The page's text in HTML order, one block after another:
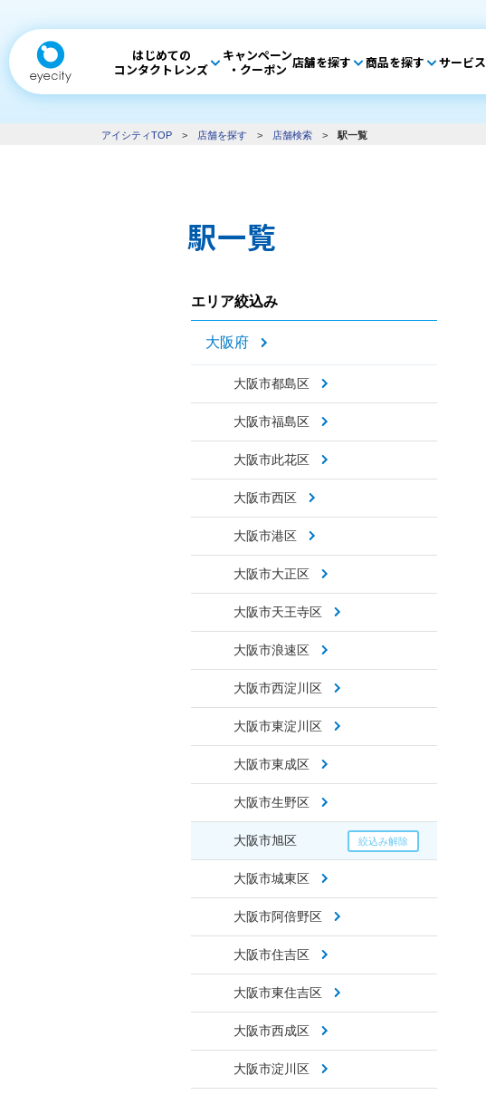
はじめての
コンタクトレンズ
キャンペーン
・クーポン 店舗を探す 商品を探す サービス
アイシティTOP > 店舗を探す > 店舗検索 > 駅一覧
駅一覧
エリア絞込み
大阪府
大阪市都島区
大阪市福島区
大阪市此花区
大阪市西区
大阪市港区
大阪市大正区
大阪市天王寺区
大阪市浪速区
大阪市西淀川区
大阪市東淀川区
大阪市東成区
大阪市生野区
大阪市旭区
大阪市城東区
大阪市阿倍野区
大阪市住吉区
大阪市東住吉区
大阪市西成区
大阪市淀川区